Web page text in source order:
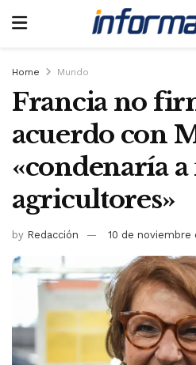
Home Mundo
Francia no
acuerdo con
«condenaría
agricultores»
by Redacción 10 de noviembre